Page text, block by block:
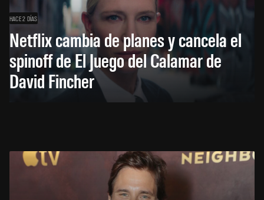
HACE 2 DÍAS
Netflix cambia de planes y cancela el
spinoff de El Juego del Calamar de
David Fincher